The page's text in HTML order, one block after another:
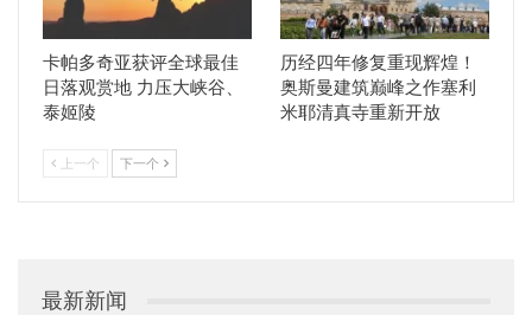
卡帕多奇亚获评全球最佳
日落观赏地 力压大峡谷、
泰姬陵
历经四年修复重现辉煌！
奥斯曼建筑巅峰之作塞利
米耶清真寺重新开放
上一个 下一个
最新新闻